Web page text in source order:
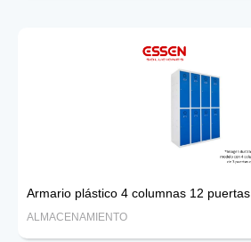
Armario plástico 4 columnas 12 puertas
ALMACENAMIENTO